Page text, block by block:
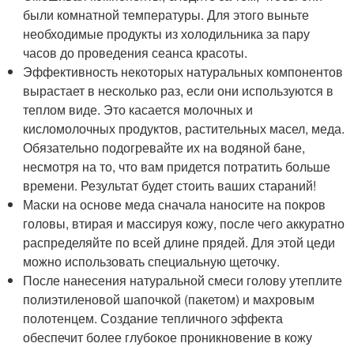
были комнатной температуры. Для этого выньте
необходимые продукты из холодильника за пару
часов до проведения сеанса красоты.
Эффективность некоторых натуральных компонентов
вырастает в несколько раз, если они используются в
теплом виде. Это касается молочных и
кисломолочных продуктов, растительных масел, меда.
Обязательно подогревайте их на водяной бане,
несмотря на то, что вам придется потратить больше
времени. Результат будет стоить ваших стараний!
Маски на основе меда сначала наносите на покров
головы, втирая и массируя кожу, после чего аккуратно
распределяйте по всей длине прядей. Для этой цеди
можно использовать специальную щеточку.
После нанесения натуральной смеси голову утеплите
полиэтиленовой шапочкой (пакетом) и махровым
полотенцем. Создание тепличного эффекта
обеспечит более глубокое проникновение в кожу